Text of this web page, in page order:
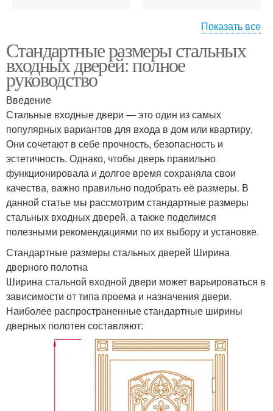
Уличные двери
Показать все
Стандартные размеры стальных
входных дверей: полное
руководство
Введение
Стальные входные двери — это один из самых
популярных вариантов для входа в дом или квартиру.
Они сочетают в себе прочность, безопасность и
эстетичность. Однако, чтобы дверь правильно
функционировала и долгое время сохраняла свои
качества, важно правильно подобрать её размеры. В
данной статье мы рассмотрим стандартные размеры
стальных входных дверей, а также поделимся
полезными рекомендациями по их выбору и установке.
Стандартные размеры стальных дверей Ширина
дверного полотна
Ширина стальной входной двери может варьироваться в
зависимости от типа проема и назначения двери.
Наиболее распространенные стандартные ширины
дверных полотен составляют: